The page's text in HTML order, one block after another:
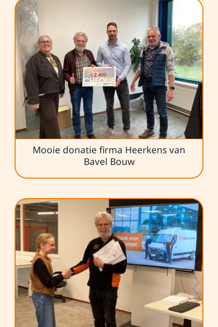
Mooie donatie firma Heerkens van
Bavel Bouw